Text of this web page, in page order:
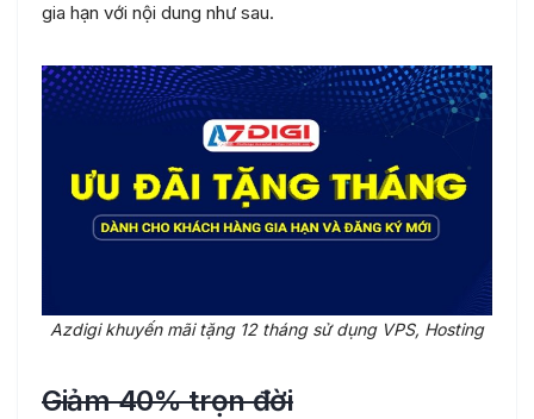
gia hạn với nội dung như sau.
Azdigi khuyến mãi tặng 12 tháng sử dụng VPS, Hosting
Giảm 40% trọn đời